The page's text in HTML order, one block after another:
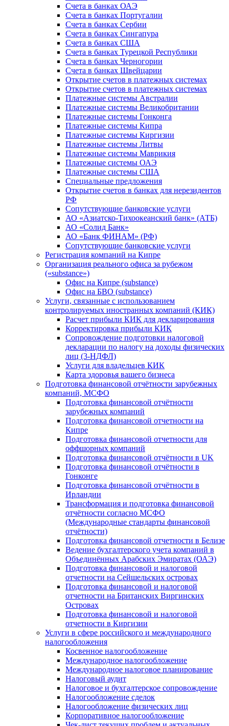
Счета в банках ОАЭ
Счета в банках Португалии
Счета в банках Сербии
Счета в банках Сингапура
Счета в банках США
Счета в банках Турецкой Республики
Счета в банках Черногории
Счета в банках Швейцарии
Открытие счетов в платежных системах
Открытие счетов в платежных системах
Платежные системы Австралии
Платежные системы Великобритании
Платежные системы Гонконга
Платежные системы Кипра
Платежные системы Киргизии
Платежные системы Литвы
Платежные системы Маврикия
Платежные системы ОАЭ
Платежные системы США
Специальные предложения
Открытие счетов в банках для нерезидентов
РФ
Сопутствующие банковские услуги
АО «Азиатско-Тихоокеанский банк» (АТБ)
АО «Солид Банк»
АО «Банк ФИНАМ» (РФ)
Сопутствующие банковские услуги
Регистрация компаний на Кипре
Организация реального офиса за рубежом
(«substance»)
Офис на Кипре (substance)
Офис на БВО (substance)
Услуги, связанные с использованием
контролируемых иностранных компаний (КИК)
Расчет прибыли КИК для декларирования
Корректировка прибыли КИК
Сопровождение подготовки налоговой
декларации по налогу на доходы физических
лиц (3-НДФЛ)
Услуги для владельцев КИК
Карта здоровья вашего бизнеса
Подготовка финансовой отчётности зарубежных
компаний, МСФО
Подготовка финансовой отчётности
зарубежных компаний
Подготовка финансовой отчетности на
Кипре
Подготовка финансовой отчетности для
оффшорных компаний
Подготовка финансовой отчётности в UK
Подготовка финансовой отчётности в
Гонконге
Подготовка финансовой отчётности в
Ирландии
Трансформация и подготовка финансовой
отчётности согласно МСФО
(Международные стандарты финансовой
отчётности)
Подготовка финансовой отчетности в Белизе
Ведение бухгалтерского учета компаний в
Объединённых Арабских Эмиратах (ОАЭ)
Подготовка финансовой и налоговой
отчетности на Сейшельских островах
Подготовка финансовой и налоговой
отчетности на Британских Виргинских
Островах
Подготовка финансовой и налоговой
отчетности в Киргизии
Услуги в сфере российского и международного
налогообложения
Косвенное налогообложение
Международное налогообложение
Международное налоговое планирование
Налоговый аудит
Налоговое и бухгалтерское сопровождение
Налогообложение сделок
Налогообложение физических лиц
Корпоративное налогообложение